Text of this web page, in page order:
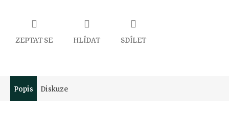
ZEPTAT SE HLÍDAT SDÍLET
Popis Diskuze